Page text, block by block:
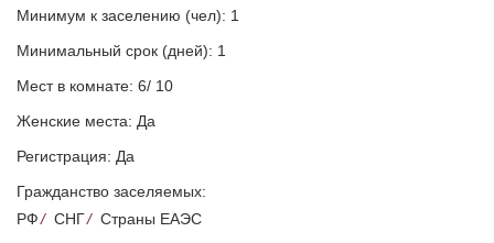
Минимум к заселению (чел): 1
Минимальный срок (дней): 1
Мест в комнате: 6/ 10
Женские места: Да
Регистрация: Да
Гражданство заселяемых:
РФ/ СНГ/ Страны ЕАЭС